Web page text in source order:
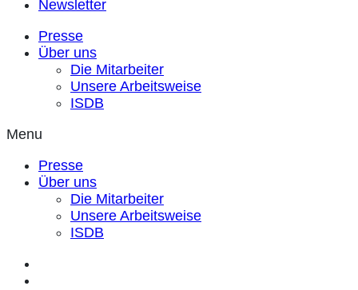
Newsletter
Presse
Über uns
Die Mitarbeiter
Unsere Arbeitsweise
ISDB
Menu
Presse
Über uns
Die Mitarbeiter
Unsere Arbeitsweise
ISDB